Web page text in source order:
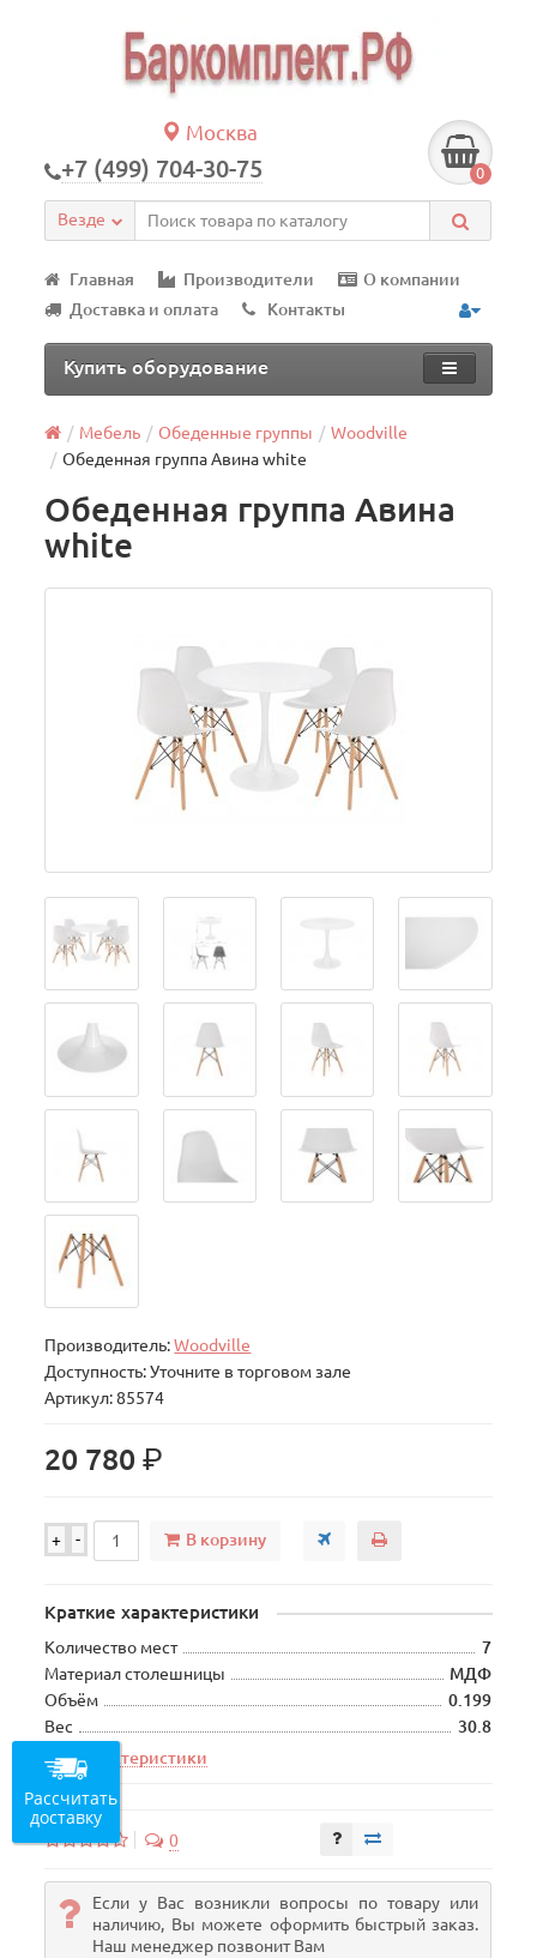
Москва
+7 (499) 704-30-75 0
Везде
Главная Производители
О компании
Доставка и оплата
Контакты
Купить оборудование
Мебель Обеденные группы
Woodville
Обеденная группа Авина white
Обеденная группа Авина
white
Производитель:Woodville
Доступность: Уточните в торговом зале
Артикул: 85574
20 780р.
+ - В корзину
Краткие характеристики
Количество мест
7
Материал столешницы
МДФ
Объём
0.199
Вес
30.8
Все характеристики
0
Если у Вас возникли вопросы по товару или
наличию, Вы можете оформить быстрый заказ.
Наш менеджер позвонит Вам
Рассчитать
доставку